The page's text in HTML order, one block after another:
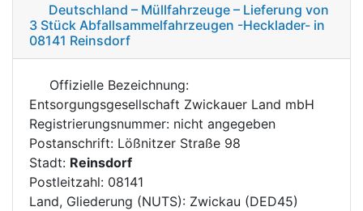
Deutschland – Müllfahrzeuge – Lieferung von
3 Stück Abfallsammelfahrzeugen -Hecklader- in
08141 Reinsdorf
Offizielle Bezeichnung:
Entsorgungsgesellschaft Zwickauer Land mbH
Registrierungsnummer: nicht angegeben
Postanschrift: Lößnitzer Straße 98
Stadt: Reinsdorf
Postleitzahl: 08141
Land, Gliederung (NUTS): Zwickau (DED45)